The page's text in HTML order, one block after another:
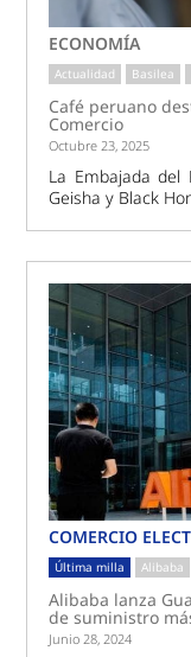
ECONOMÍA
Actualidad Basilea
Café peruano
Comercio
Octubre 23, 2025
La Embajada del
Geisha y Black
COMERCIO
Última milla Alibaba
Alibaba lanza
de suministro
Junio 28, 2024